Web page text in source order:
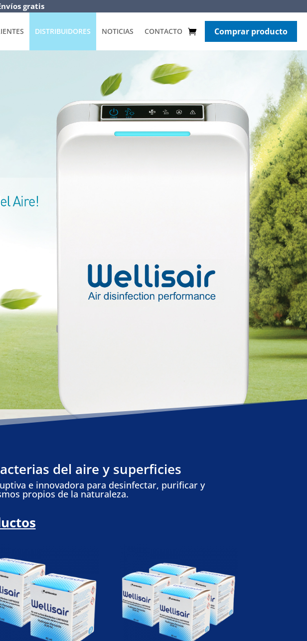
gratis
DISTRIBUIDORES NOTICIAS CONTACTO Comprar producto
del aire y superficies
e innovadora para desinfectar, purificar y
propios de la naturaleza.